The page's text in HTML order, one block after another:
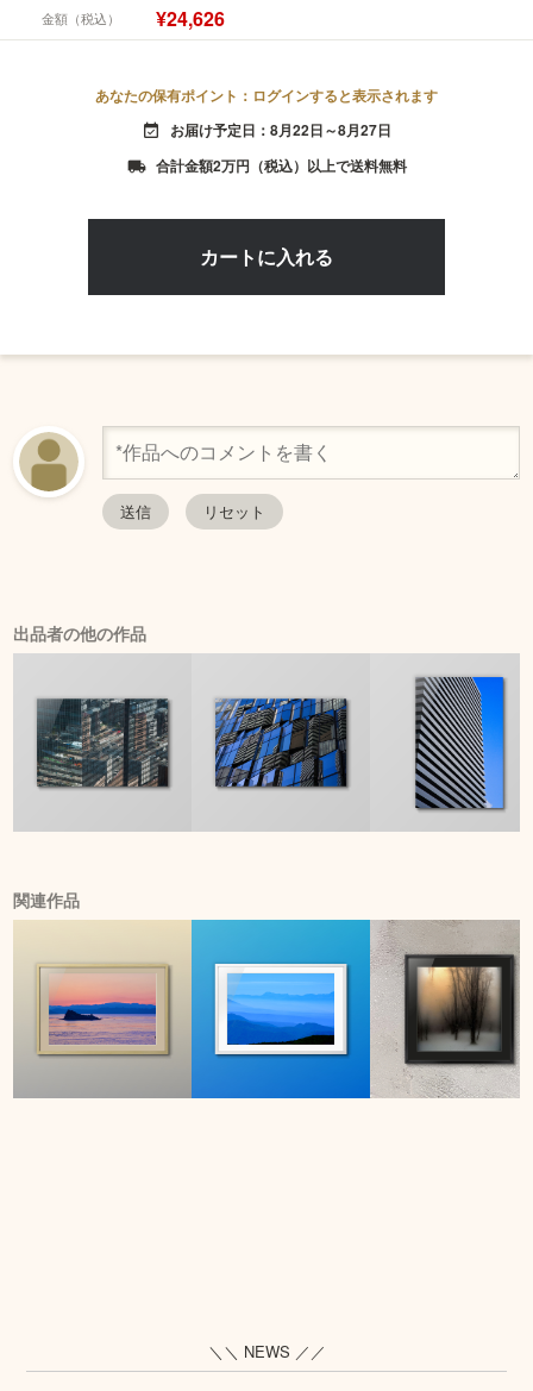
金額（税込） ¥24,626
あなたの保有ポイント：ログインすると表示されます
event_available お届け予定日：8月22日～8月27日
local_shipping 合計金額2万円（税込）以上で送料無料
出品者の他の作品
関連作品
＼＼ NEWS ／／